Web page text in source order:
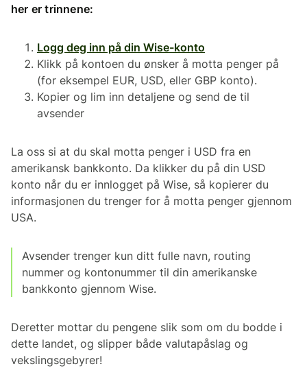
her er trinnene:
Logg deg inn på din Wise-konto
Klikk på kontoen du ønsker å motta penger på
(for eksempel EUR, USD, eller GBP konto).
Kopier og lim inn detaljene og send de til
avsender
La oss si at du skal motta penger i USD fra en
amerikansk bankkonto. Da klikker du på din USD
konto når du er innlogget på Wise, så kopierer du
informasjonen du trenger for å motta penger gjennom
USA.
Avsender trenger kun ditt fulle navn, routing
nummer og kontonummer til din amerikanske
bankkonto gjennom Wise.
Deretter mottar du pengene slik som om du bodde i
dette landet, og slipper både valutapåslag og
vekslingsgebyrer!